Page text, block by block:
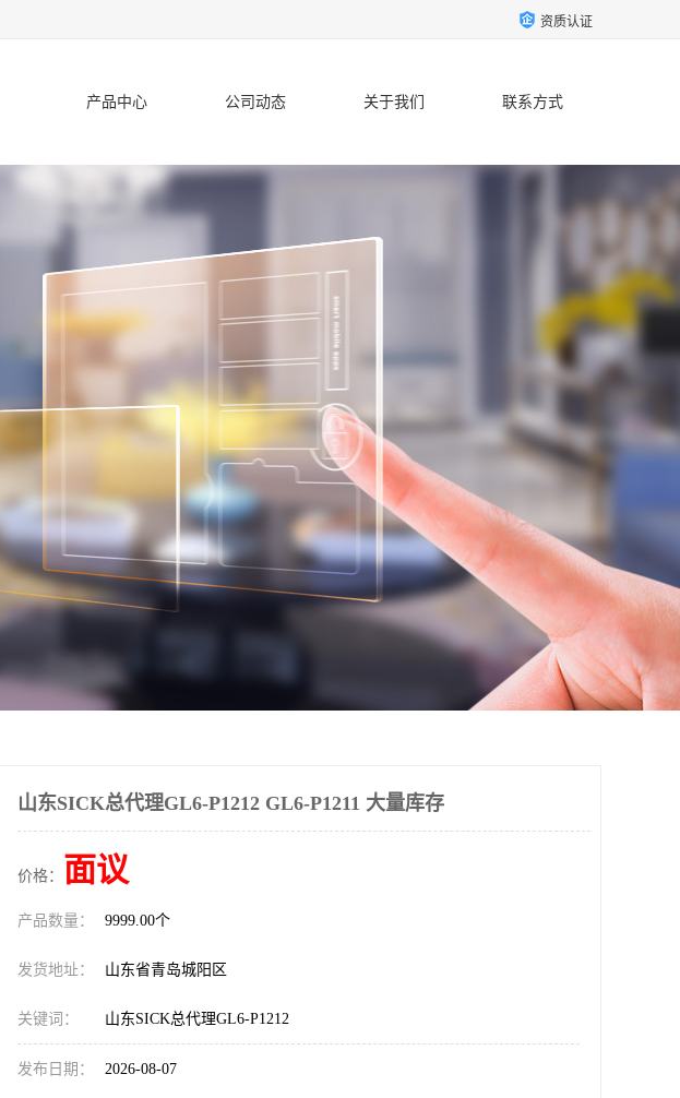
资质认证
产品中心 公司动态 关于我们 联系方式
山东SICK总代理GL6-P1212 GL6-P1211 大量库存
价格： 面议
产品数量： 9999.00个
发货地址： 山东省青岛城阳区
关键词： 山东SICK总代理GL6-P1212
发布日期： 2026-08-07